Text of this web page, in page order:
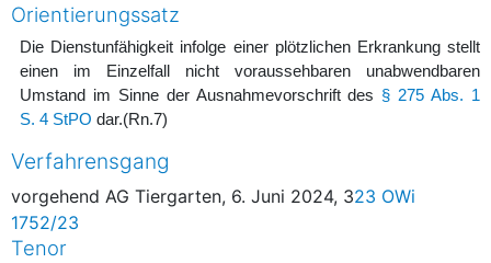
Orientierungssatz
Die Dienstunfähigkeit infolge einer plötzlichen Erkrankung stellt
einen im Einzelfall nicht voraussehbaren unabwendbaren
Umstand im Sinne der Ausnahmevorschrift des § 275 Abs. 1
S. 4 StPO dar.(Rn.7)
Verfahrensgang
vorgehend AG Tiergarten, 6. Juni 2024, 323 OWi
1752/23
Tenor